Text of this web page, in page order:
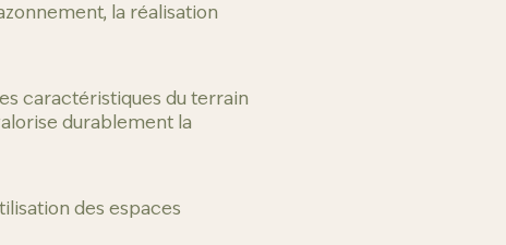
la réalisation
caractéristiques du terrain
durablement la
des espaces